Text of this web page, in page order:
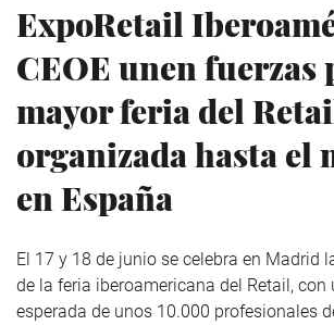
ExpoRetail
CEOE unen fuerzas
mayor feria del
organizada hasta el
en España
El 17 y 18 de junio se celebra en Madrid
de la feria iberoamericana del Retail,
esperada de unos 10.000 profesionales